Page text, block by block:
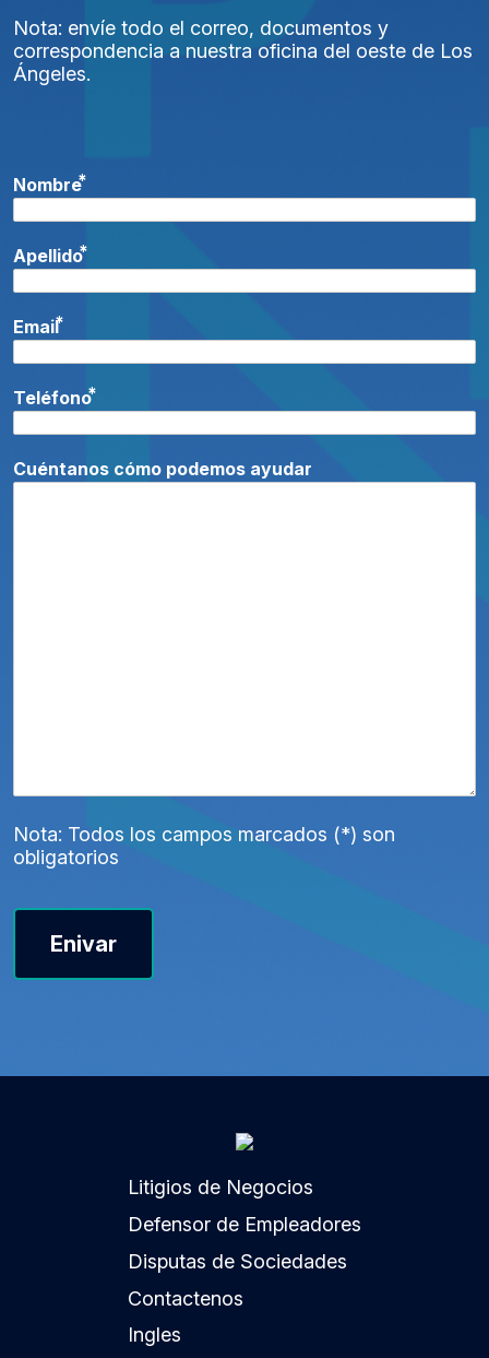
Nota: envíe todo el correo, documentos y
correspondencia a nuestra oficina del oeste de Los
Ángeles.
Nombre*
Apellido*
Email*
Teléfono*
Cuéntanos cómo podemos ayudar
Nota: Todos los campos marcados (*) son
obligatorios
Enivar
Litigios de Negocios
Defensor de Empleadores
Disputas de Sociedades
Contactenos
Ingles